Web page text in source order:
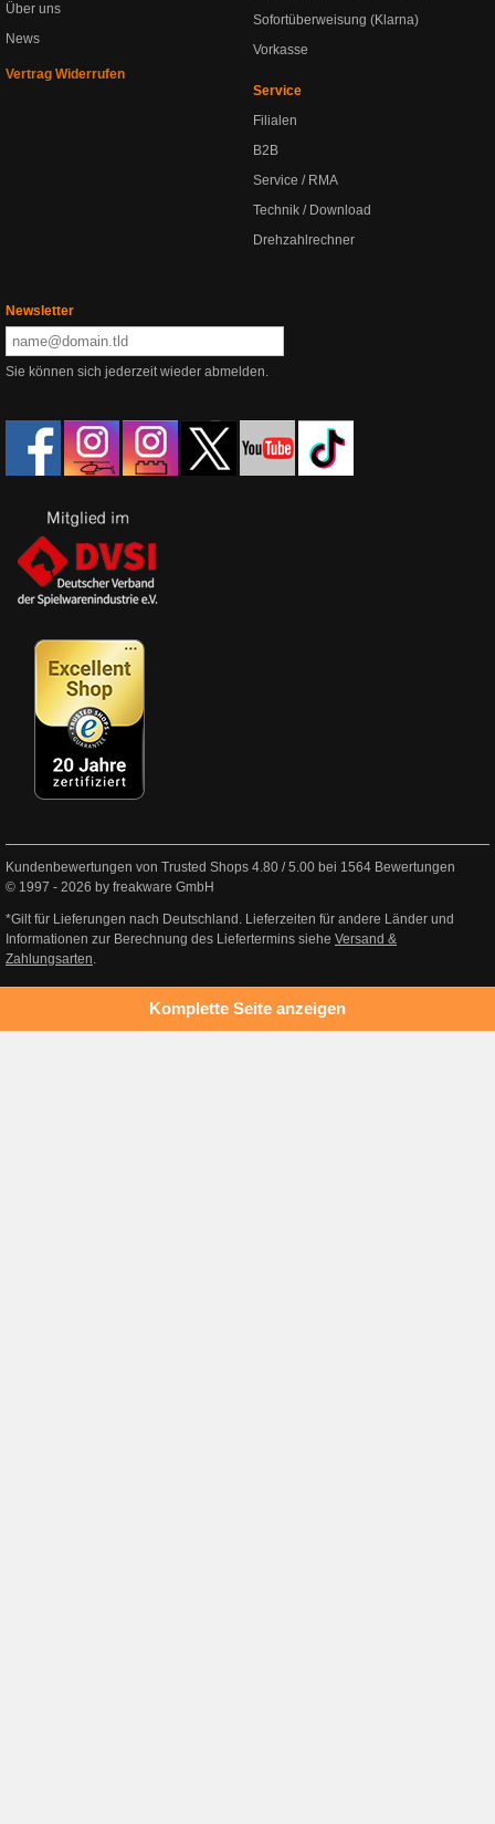
Über uns
News
Vertrag Widerrufen
Sofortüberweisung (Klarna)
Vorkasse
Service
Filialen
B2B
Service / RMA
Technik / Download
Drehzahlrechner
Newsletter
Sie können sich jederzeit wieder abmelden.
Kundenbewertungen von Trusted Shops 4.80 /5.00 bei 1564 Bewertungen
© 1997 - 2026 by freakware GmbH
*Gilt für Lieferungen nach Deutschland. Lieferzeiten für andere Länder und
Informationen zur Berechnung des Liefertermins siehe Versand &
Zahlungsarten.
Komplette Seite anzeigen